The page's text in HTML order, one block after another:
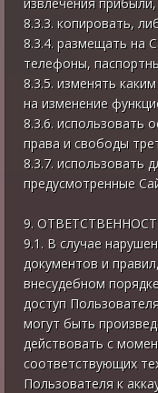
8.3.3. копировать,
8.3.4. размещать на
телефоны,
8.3.5. изменять
на изменение
8.3.6. использовать
права и свободы
8.3.7. использовать
предусмотренные
9.
9.1. В случае
документов и
внесудебном
доступ
могут быть
действовать с
соответствующих
Пользователя к